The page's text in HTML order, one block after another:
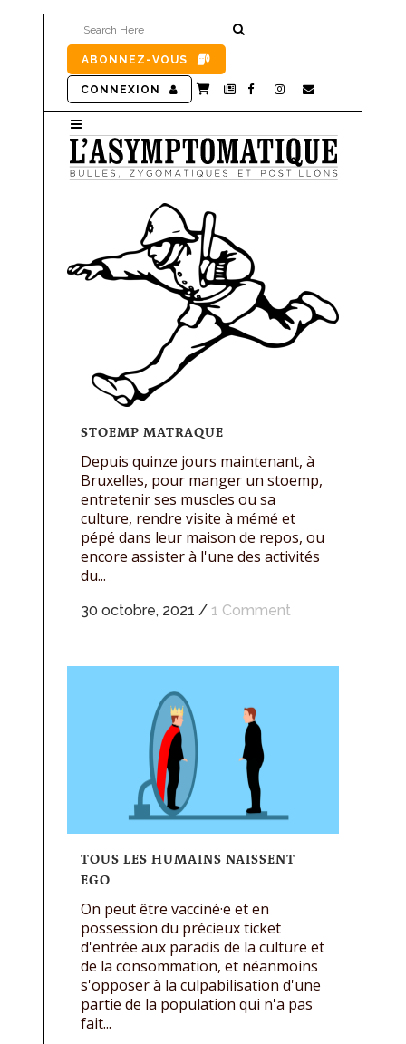
ABONNEZ-VOUS
CONNEXION
STOEMP MATRAQUE
Depuis quinze jours maintenant, à
Bruxelles, pour manger un stoemp,
entretenir ses muscles ou sa
culture, rendre visite à mémé et
pépé dans leur maison de repos, ou
encore assister à l'une des activités
du...
30 octobre, 2021 / 1 Comment
TOUS LES HUMAINS NAISSENT
EGO
On peut être vacciné·e et en
possession du précieux ticket
d'entrée aux paradis de la culture et
de la consommation, et néanmoins
s'opposer à la culpabilisation d'une
partie de la population qui n'a pas
fait...